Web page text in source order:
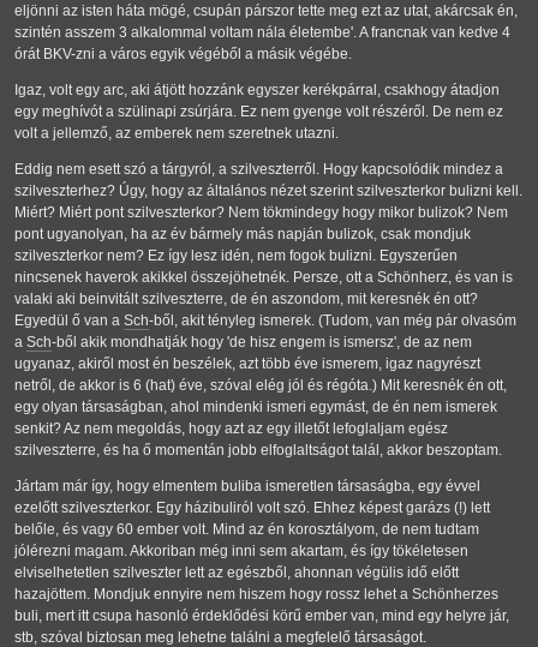
eljönni az isten háta mögé, csupán párszor tette meg ezt az utat, akárcsak én,
szintén asszem 3 alkalommal voltam nála életembe'. A francnak van kedve 4
órát BKV-zni a város egyik végéből a másik végébe.
Igaz, volt egy arc, aki átjött hozzánk egyszer kerékpárral, csakhogy átadjon
egy meghívót a szülinapi zsúrjára. Ez nem gyenge volt részéről. De nem ez
volt a jellemző, az emberek nem szeretnek utazni.
Eddig nem esett szó a tárgyról, a szilveszterről. Hogy kapcsolódik mindez a
szilveszterhez? Úgy, hogy az általános nézet szerint szilveszterkor bulizni kell.
Miért? Miért pont szilveszterkor? Nem tökmindegy hogy mikor bulizok? Nem
pont ugyanolyan, ha az év bármely más napján bulizok, csak mondjuk
szilveszterkor nem? Ez így lesz idén, nem fogok bulizni. Egyszerűen
nincsenek haverok akikkel összejöhetnék. Persze, ott a Schönherz, és van is
valaki aki beinvitált szilveszterre, de én aszondom, mit keresnék én ott?
Egyedül ő van a Sch-ből, akit tényleg ismerek. (Tudom, van még pár olvasóm
a Sch-ből akik mondhatják hogy 'de hisz engem is ismersz', de az nem
ugyanaz, akiről most én beszélek, azt több éve ismerem, igaz nagyrészt
netről, de akkor is 6 (hat) éve, szóval elég jól és régóta.) Mit keresnék én ott,
egy olyan társaságban, ahol mindenki ismeri egymást, de én nem ismerek
senkit? Az nem megoldás, hogy azt az egy illetőt lefoglaljam egész
szilveszterre, és ha ő momentán jobb elfoglaltságot talál, akkor beszoptam.
Jártam már így, hogy elmentem buliba ismeretlen társaságba, egy évvel
ezelőtt szilveszterkor. Egy házibuliról volt szó. Ehhez képest garázs (!) lett
belőle, és vagy 60 ember volt. Mind az én korosztályom, de nem tudtam
jólérezni magam. Akkoriban még inni sem akartam, és így tökéletesen
elviselhetetlen szilveszter lett az egészből, ahonnan végülis idő előtt
hazajöttem. Mondjuk ennyire nem hiszem hogy rossz lehet a Schönherzes
buli, mert itt csupa hasonló érdeklődési körű ember van, mind egy helyre jár,
stb, szóval biztosan meg lehetne találni a megfelelő társaságot.